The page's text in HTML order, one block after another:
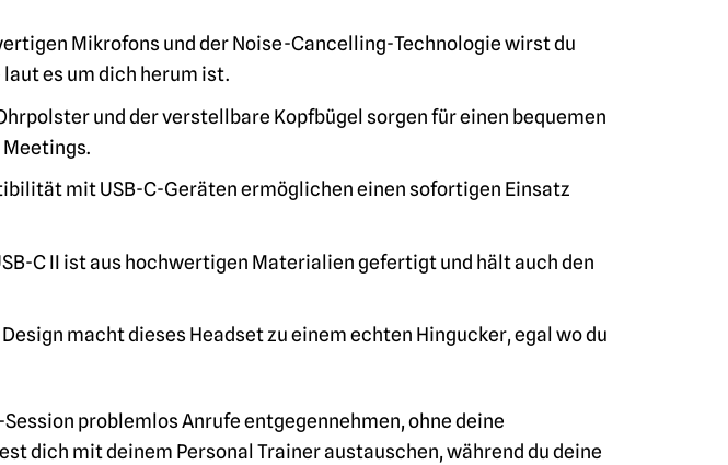
Mikrofons und der Noise-Cancelling-Technologie wirst du
es um dich herum ist.
und der verstellbare Kopfbügel sorgen für einen bequemen
mit USB-C-Geräten ermöglichen einen sofortigen Einsatz
C II ist aus hochwertigen Materialien gefertigt und hält auch den
macht dieses Headset zu einem echten Hingucker, egal wo du
problemlos Anrufe entgegennehmen, ohne deine
dich mit deinem Personal Trainer austauschen, während du deine